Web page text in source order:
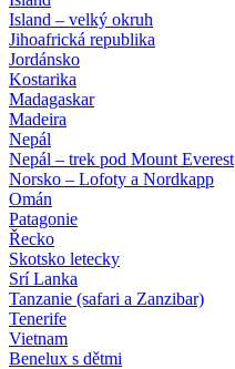
Island – velký okruh
Jihoafrická republika
Jordánsko
Kostarika
Madagaskar
Madeira
Nepál
Nepál – trek pod Mount Everest
Norsko – Lofoty a Nordkapp
Omán
Patagonie
Řecko
Skotsko letecky
Srí Lanka
Tanzanie (safari a Zanzibar)
Tenerife
Vietnam
Benelux s dětmi